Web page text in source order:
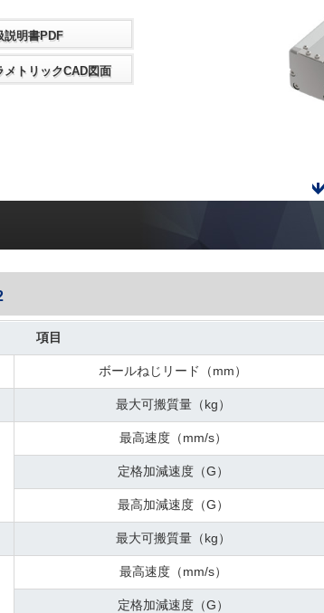
説明書PDF
メトリックCAD図面
項目
ボールねじリード（mm）
最大可搬質量（kg）
最高速度（mm/s）
定格加減速度（G）
最高加減速度（G）
最大可搬質量（kg）
最高速度（mm/s）
定格加減速度（G）